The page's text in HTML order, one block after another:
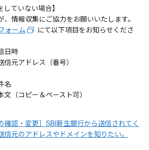
していない場合】
、情報収集にご協力をお願いいたします。
ォーム
にて以下項目をお知らせくださ
日時
信元アドレス（番号）
名
文（コピー＆ペースト可）
確認・変更］SBI新生銀行から送信されてく
信元のアドレスやドメインを知りたい。